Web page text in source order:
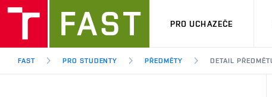
PRO UCHAZEČE
FAST PRO STUDENTY PŘEDMĚTY DETAIL